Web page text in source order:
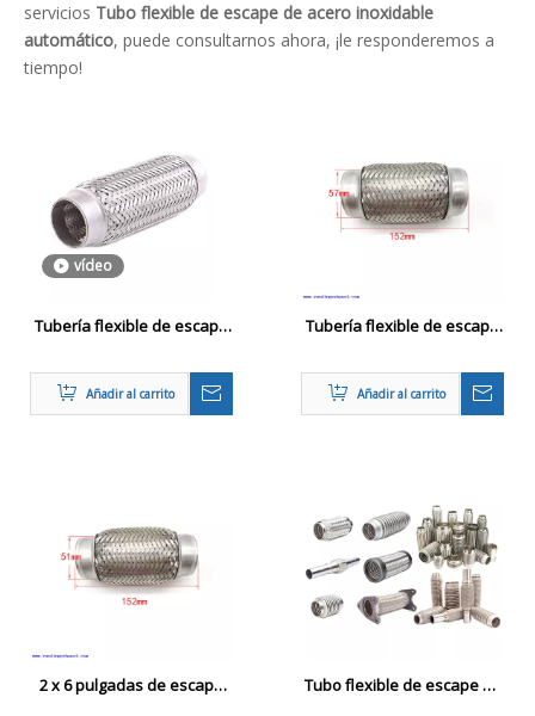
servicios Tubo flexible de escape de acero inoxidable
automático, puede consultarnos ahora, ¡le responderemos a
tiempo!
vídeo
Tubería flexible de escape
Añadir al carrito
Tubería flexible de escape
acero inoxidable de
servicio pesado Doble
trenzado
Añadir al carrito
2 x 6 pulgadas de escape
Tubo flexible de escape de